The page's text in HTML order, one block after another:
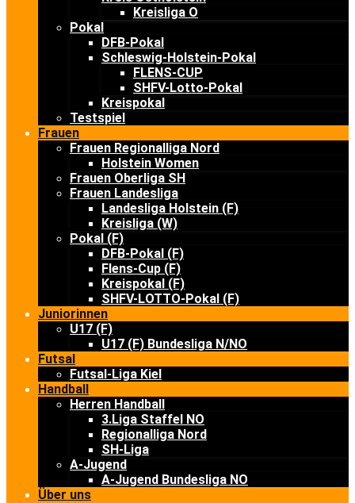
Kreisliga O
Pokal
DFB-Pokal
Schleswig-Holstein-Pokal
FLENS-CUP
SHFV-Lotto-Pokal
Kreispokal
Testspiel
Frauen
Frauen Regionalliga Nord
Holstein Women
Frauen Oberliga SH
Frauen Landesliga
Landesliga Holstein (F)
Kreisliga (W)
Pokal (F)
DFB-Pokal (F)
Flens-Cup (F)
Kreispokal (F)
SHFV-LOTTO-Pokal (F)
Juniorinnen
U17 (F)
U17 (F) Bundesliga N/NO
Futsal
Futsal-Liga Kiel
Handball
Herren Handball
3.Liga Staffel NO
Regionalliga Nord
SH-Liga
A-Jugend
A-Jugend Bundesliga NO
Über uns